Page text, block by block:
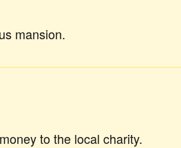
mansion.
to the local charity.